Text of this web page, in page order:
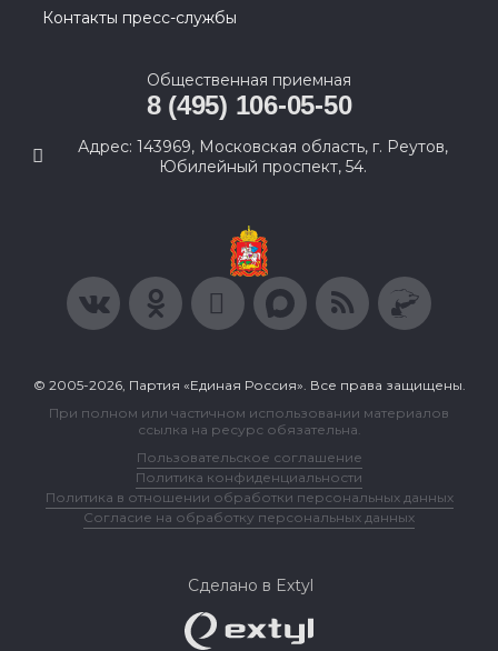
Контакты пресс-службы
Общественная приемная
8 (495) 106-05-50
Адрес: 143969, Московская область, г. Реутов,
Юбилейный проспект, 54.
© 2005-2026, Партия «Единая Россия». Все права защищены.
При полном или частичном использовании материалов
ссылка на ресурс обязательна.
Пользовательское соглашение
Политика конфиденциальности
Политика в отношении обработки персональных данных
Согласие на обработку персональных данных
Сделано в Extyl